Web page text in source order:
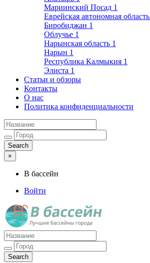
Мариинский Посад 1
Еврейская автономная область
Биробиджан 1
Облучье 1
Нарынская область 1
Нарын 1
Республика Калмыкия 1
Элиста 1
Статьи и обзоры
Контакты
О нас
Политика конфиденциальности
×
В бассейн
Войти
Лучшие бассейны города